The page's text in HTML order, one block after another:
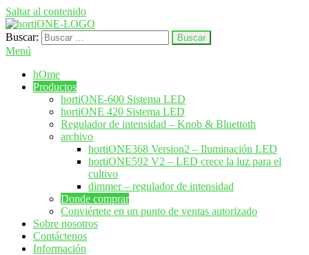
Saltar al contenido
hortione.com
LED crecer sistema de iluminación
Buscar:
Menú
hOme
Productos
hortiONE-600 Sistema LED
hortiONE 420 Sistema LED
Regulador de intensidad – Knob & Bluettoth
archivo
hortiONE368 Version2 – Iluminación LED
hortiONE592 V2 – LED crece la luz para el
cultivo
dimmer – regulador de intensidad
Donde comprar
Conviértete en un punto de ventas autorizado
Sobre nosotros
Contáctenos
Información